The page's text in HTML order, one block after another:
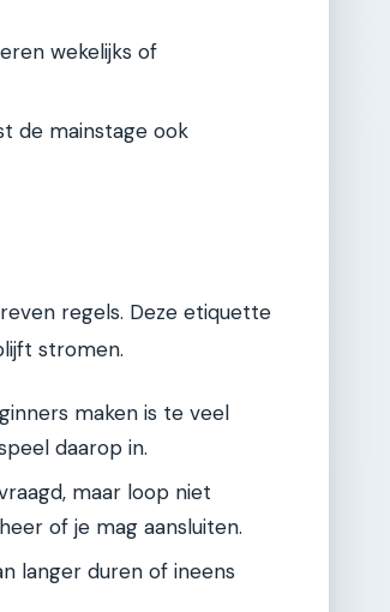
wekelijks of
de mainstage ook
regels. Deze etiquette
stromen.
maken is te veel
daarop in.
maar loop niet
of je mag aansluiten.
langer duren of ineens